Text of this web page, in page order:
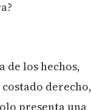
de los hechos,
derecho,
presenta una